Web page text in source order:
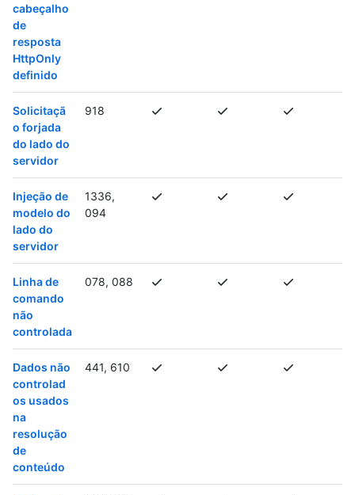
cabeçalho
de
resposta
HttpOnly
definido
Solicitaçã
o forjada
do lado do
servidor
918
Injeção de
modelo do
lado do
servidor
1336,
094
Linha de
comando
não
controlada
078, 088
Dados não
controlad
os usados
na
resolução
de
conteúdo
441, 610